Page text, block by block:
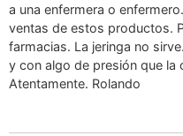
a una enfermera o
ventas de estos productos.
farmacias. La jeringa no
y con algo de presión que la
Atentamente. Rolando